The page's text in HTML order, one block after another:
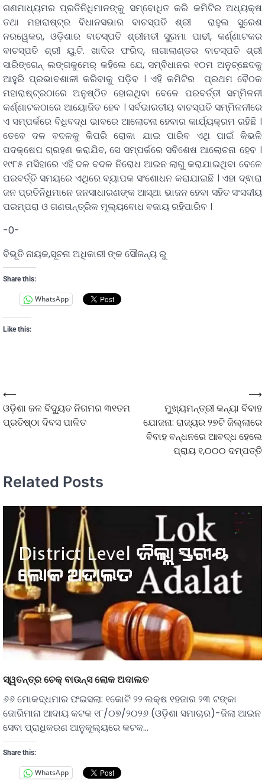
ଗଣମାଧ୍ୟମର ପ୍ରତିନିଧିମାନଙ୍କୁ ସମ୍ବୋଧିତ କରି କମିଟିର ଅଧ୍ୟକ୍ଷ
ତଥା ମହାରାଷ୍ଟ୍ର ବିଧାନସଭାର ବାଚସ୍ପତି ଶ୍ରୀ ରାହୁଲ ସୁରେଶ
ନରୱେକର, ଓଡ଼ିଶାର ବାଚସ୍ପତି ଶ୍ରୀମତୀ ସୁରମା ପାଢୀ, କର୍ଣ୍ଣାଟକର
ବାଚସ୍ପତି ଶ୍ରୀ ୟୁ.ଟି. ଖାଦିର ଫରିଦ୍‌, ନାଗାଲାଣ୍ଡର ବାଚସ୍ପତି ଶ୍ରୀ
ସାରିଙ୍ଗେନ୍‌ ଲଙ୍ଗକୁମେର୍ କହିଲେ ଯେ, ସମ୍ବିଧାନର ୧୦ମ ଅନୁଚ୍ଛେଦକୁ
ଆହୁରି ପ୍ରଭାବଶାଳୀ କରିବାକୁ ପଡ଼ିବ । ଏହି କମିଟିର ପ୍ରଥମ ବୈଠକ
ମହାରାଷ୍ଟ୍ରଠାରେ ଅନୁଷ୍ଠିତ ହୋଇଥିବା ବେଳେ ପରବର୍ତ୍ତୀ ସମ୍ମିଳନୀ
କର୍ଣ୍ଣାଟକଠାରେ ଆୟୋଜିତ ହେବ । ସର୍ବଭାରତୀୟ ବାଚସ୍ପତି ସମ୍ମିଳନୀରେ
ଏ ସମ୍ପର୍କରେ ବିଧିବଦ୍ଧ ଭାବରେ ଆଲୋଚନା ହେବାର କାର୍ଯ୍ୟକ୍ରମ ରହିଛି ।
ତେବେ ଦଳ ବଦଳକୁ କିପରି ରୋକା ଯାଇ ପାରିବ ଏଥି ପାଇଁ କିଭଳି
ପଦକ୍ଷେପ ଗ୍ରହଣ କରାଯିବ, ସେ ସମ୍ପର୍କରେ ସବିଶେଷ ଆଲୋଚନା ହେବ ।
୧୯୮୫ ମସିହାରେ ଏହି ଦଳ ବଦଳ ନିରୋଧ ଆଇନ ଲାଗୁ କରାଯାଇଥିବା ବେଳେ
ପରବର୍ତ୍ତି ସମୟରେ ଏଥିରେ ବ୍ୟାପକ ସଂଶୋଧନ କରାଯାଇଛି । ଏହା ଦ୍ଵାରା
ଜନ ପ୍ରତିନିଧିମାନେ ଜନସାଧାରଣଙ୍କ ଆସ୍ଥା ଭାଜନ ହେବା ସହିତ ସଂସଦୀୟ
ପରମ୍ପରା ଓ ଗଣତାନ୍ତ୍ରିକ ମୂଲ୍ୟବୋଧ ବଜାୟ ରହିପାରିବ ।
-0-
ବିଭୂତି ନାୟକ,ସୂଚନା ଅଧିକାରୀ ଙ୍କ ସୌଜନ୍ୟ ରୁ
Share this:
WhatsApp
Like this:
⟵
ଓଡ଼ିଶା ଜଳ ବିଦ୍ୟୁତ ନିଗମର ୩୧ତମ
ପ୍ରତିଷ୍ଠା ଦିବସ ପାଳିତ
ମୁଖ୍ୟମନ୍ତ୍ରୀ କନ୍ୟା ବିବାହ
ଯୋଜନା: ରାଜ୍ୟର ୨୭ଟି ଜିଲ୍ଲାରେ
ବିବାହ ବନ୍ଧନରେ ଆବଦ୍ଧ ହେଲେ
ପ୍ରାୟ ୧,୦୦୦ ଦମ୍ପତ୍ତି
⟶
Related Posts
ସ୍ୱତନ୍ତ୍ର ଚେକ୍ ବାଉନ୍ସ ଲୋକ ଅଦାଲତ
୬୬ ମୋକଦ୍ଧମାର ଫଇସଲା: ୧କୋଟି ୨୨ ଲକ୍ଷ ୧ହଜାର ୨୩ ଟଙ୍କା
ଜୋରିମାନା ଆଦାୟ କଟକ ୧୮/୦୭/୨୦୨୬ (ଓଡ଼ିଶା ସମାଚାର)-ଜିଲା ଆଇନ
ସେବା ପ୍ରାଧିକରଣ ଆନୁକୂଲ୍ୟରେ କଟକ…
Share this:
WhatsApp